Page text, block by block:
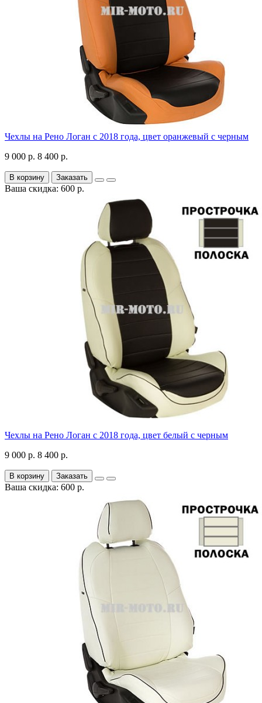
Чехлы на Рено Логан с 2018 года, цвет оранжевый с черным
9 000 р. 8 400 р.
В корзину Заказать
Ваша скидка: 600 р.
Чехлы на Рено Логан с 2018 года, цвет белый с черным
9 000 р. 8 400 р.
В корзину Заказать
Ваша скидка: 600 р.